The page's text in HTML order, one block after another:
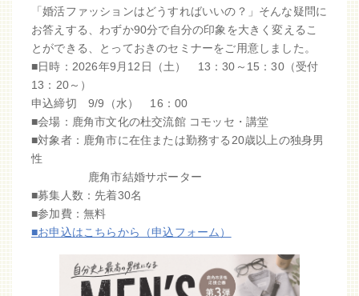
「婚活ファッションはどうすればいいの？」そんな疑問に
お答えする、わずか90分で自分の印象を大きく変えるこ
とができる、とっておきのセミナーをご用意しました。
■日時：2026年9月12日（土） 13：30～15：30（受付
13：20～）
申込締切 9/9（水） 16：00
■会場：鹿角市文化の杜交流館 コモッセ・講堂
■対象者：鹿角市に在住または勤務する20歳以上の独身男
性
鹿角市結婚サポーター
■募集人数：先着30名
■参加費：無料
■お申込はこちらから（申込フォーム）